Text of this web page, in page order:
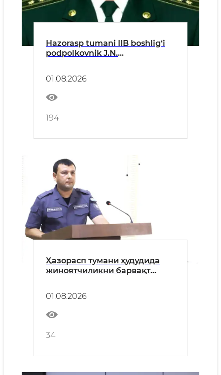
Hazorasp tumani IIB boshlig‘i
podpolkovnik J.N.
aholisiga MUROJAATI
01.08.2026
194
Ҳазорасп тумани ҳудудида
жиноятчиликни барвақт
бошлиғи Ж.Н.Мадаминовнинг
аҳолига ​М У Р О Ж А А Т И
01.08.2026
34